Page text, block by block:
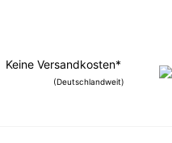
Keine Versandkosten*
(Deutschlandweit)